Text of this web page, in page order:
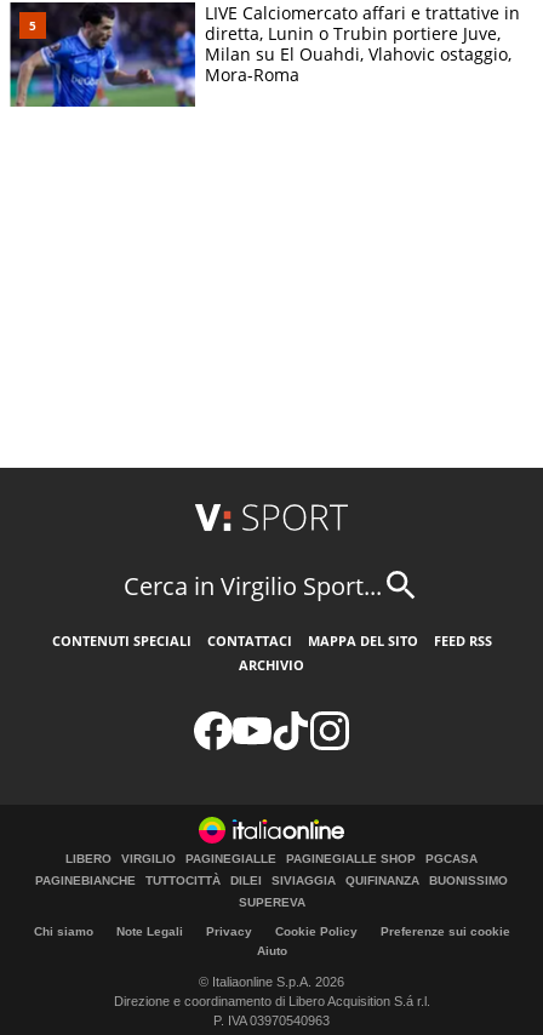
LIVE Calciomercato affari e trattative in
diretta, Lunin o Trubin portiere Juve,
Milan su El Ouahdi, Vlahovic ostaggio,
Mora-Roma
Cerca in Virgilio Sport...
CONTENUTI SPECIALI CONTATTACI MAPPA DEL SITO
FEED RSS
ARCHIVIO
LIBERO VIRGILIO PAGINEGIALLE PAGINEGIALLE SHOP
PGCASA
PAGINEBIANCHE
TUTTOCITTÀ DILEI SIVIAGGIA QUIFINANZA
BUONISSIMO
SUPEREVA
Chi siamo Note Legali Privacy Cookie Policy
Preferenze sui cookie
Aiuto
© Italiaonline S.p.A. 2026
Direzione e coordinamento di Libero Acquisition S.á r.l.
P. IVA 03970540963